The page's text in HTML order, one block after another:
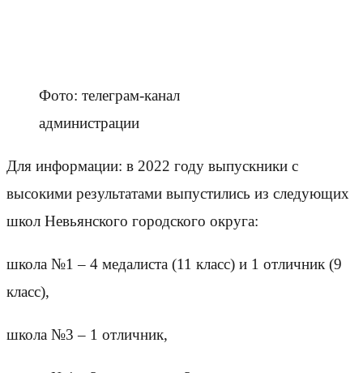
Фото: телеграм-канал
администрации
Для информации: в 2022 году выпускники с
высокими результатами выпустились из следующих
школ Невьянского городского округа:
школа №1 – 4 медалиста (11 класс) и 1 отличник (9
класс),
школа №3 – 1 отличник,